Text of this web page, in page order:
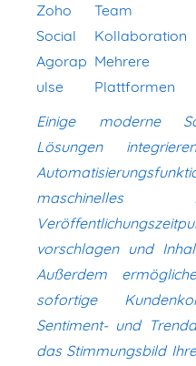
Zoho
Social
Team
Kollaboration
Agorap
ulse
Mehrere
Plattformen
Einige moderne
Lösungen
maschinelles
vorschlagen und
Außerdem
sofortige
Sentiment- und
das Stimmungsbild